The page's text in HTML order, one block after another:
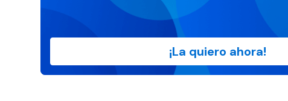
¡La quiero ahora!